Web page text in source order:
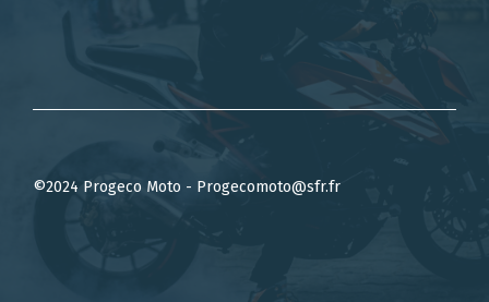
©2024 Progeco Moto - Progecomoto@sfr.fr